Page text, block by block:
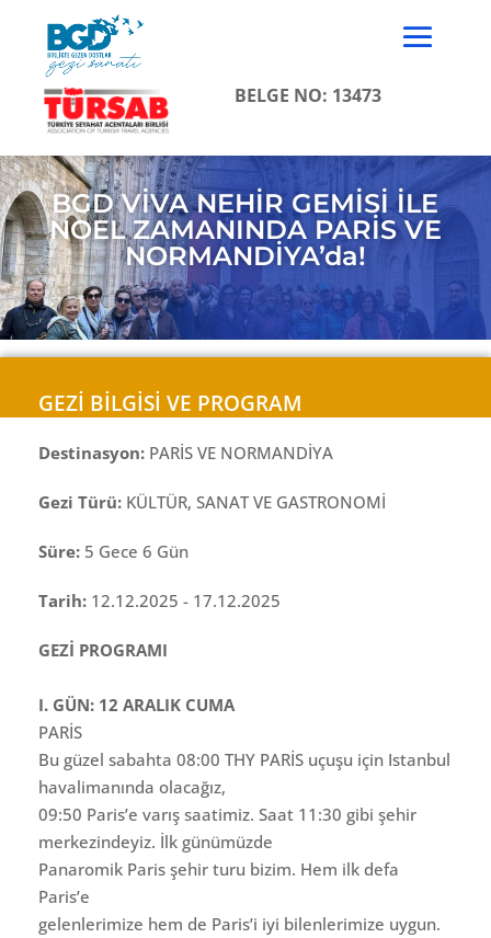
BELGE NO: 13473
BGD VİVA NEHİR GEMİSİ İLE
NOEL ZAMANINDA PARİS VE
NORMANDİYA’da!
GEZİ BİLGİSİ VE PROGRAM
Destinasyon: PARİS VE NORMANDİYA
Gezi Türü: KÜLTÜR, SANAT VE GASTRONOMİ
Süre: 5 Gece 6 Gün
Tarih: 12.12.2025 - 17.12.2025
GEZİ PROGRAMI
I. GÜN: 12 ARALIK CUMA
PARİS
Bu güzel sabahta 08:00 THY PARİS uçuşu için Istanbul
havalimanında olacağız,
09:50 Paris’e varış saatimiz. Saat 11:30 gibi şehir
merkezindeyiz. İlk günümüzde
Panaromik Paris şehir turu bizim. Hem ilk defa
Paris’e
gelenlerimize hem de Paris’i iyi bilenlerimize uygun.